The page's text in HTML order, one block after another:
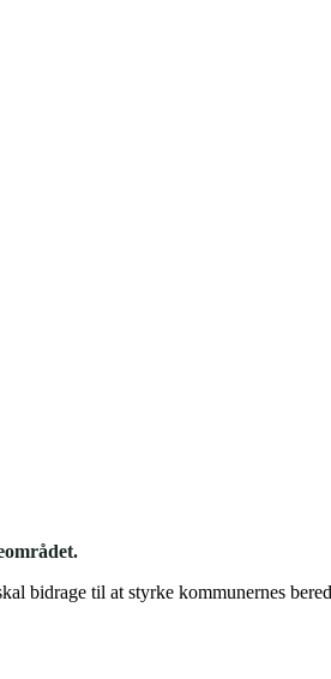
bidrage til at styrke kommunernes